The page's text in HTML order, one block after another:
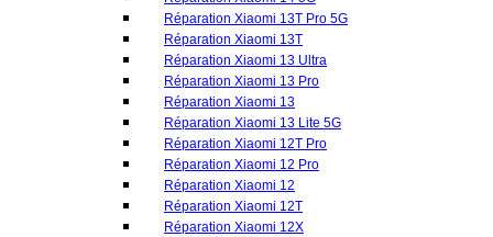
Réparation Xiaomi 12
Réparation Xiaomi 12T
Réparation Xiaomi 12X
Réparation Xiaomi 12 Lite
Réparation Xiaomi 11T Pro
Réparation Xiaomi 11T
Réparation Xiaomi 11 Lite 5G NE
Réparation Série Xiaomi Poco
Réparation Xiaomi Poco X7 Pro
Réparation Xiaomi Poco X7
Réparation Xiaomi Poco X6 Pro